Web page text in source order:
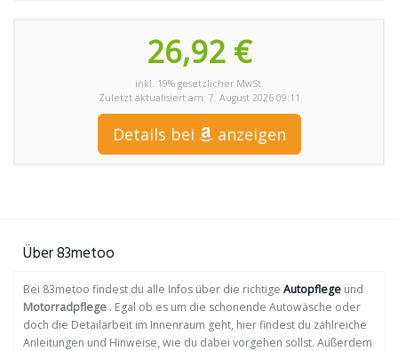
26,92 €
inkl. 19% gesetzlicher MwSt.
Zuletzt aktualisiert am: 7. August 2026 09:11
Details bei anzeigen
Über 83metoo
Bei 83metoo findest du alle Infos über die richtige Autopflege und
Motorradpflege . Egal ob es um die schonende Autowäsche oder
doch die Detailarbeit im Innenraum geht, hier findest du zahlreiche
Anleitungen und Hinweise, wie du dabei vorgehen sollst. Außerdem